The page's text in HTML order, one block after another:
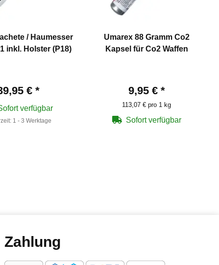
/ Haumesser
inkl. Holster (P18)
€ *
verfügbar
1 - 3 Werktage
Umarex 88 Gramm Co2
Kapsel für Co2 Waffen
9,95 € *
113,07 € pro 1 kg
Sofort verfügbar
Zahlung